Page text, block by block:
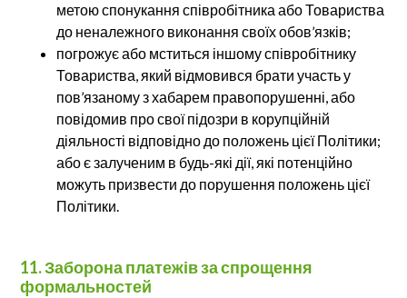
метою спонукання співробітника або Товариства
до неналежного виконання своїх обов’язків;
погрожує або мститься іншому співробітнику
Товариства, який відмовився брати участь у
пов’язаному з хабарем правопорушенні, або
повідомив про свої підозри в корупційній
діяльності відповідно до положень цієї Політики;
або є залученим в будь-які дії, які потенційно
можуть призвести до порушення положень цієї
Політики.
11. Заборона платежів за спрощення
формальностей